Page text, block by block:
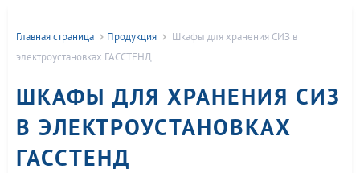
Главная страница Продукция
Шкафы для хранения СИЗ в
электроустановках ГАССТЕНД
ШКАФЫ ДЛЯ ХРАНЕНИЯ СИЗ
В ЭЛЕКТРОУСТАНОВКАХ
ГАССТЕНД